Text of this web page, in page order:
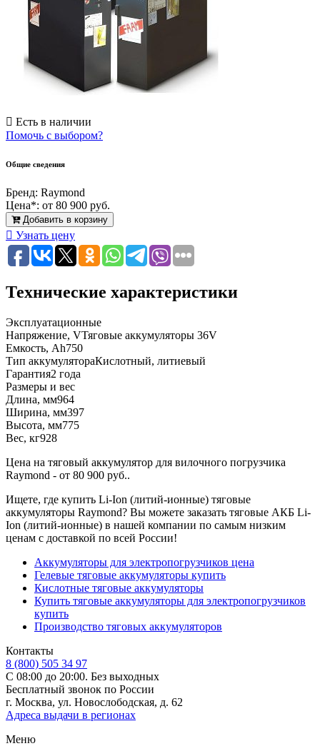
Есть в наличии
Помочь с выбором?
Общие сведения
Бренд: Raymond
Цена*: от 80 900 руб.
Добавить в корзину
Узнать цену
Технические характеристики
Эксплуатационные
Напряжение, VТяговые аккумуляторы 36V
Емкость, Ah750
Тип аккумулятораКислотный, литиевый
Гарантия2 года
Размеры и вес
Длина, мм964
Ширина, мм397
Высота, мм775
Вес, кг928
Цена на тяговый аккумулятор для вилочного погрузчика
Raymond - от 80 900 руб..
Ищете, где купить Li-Ion (литий-ионные) тяговые
аккумуляторы Raymond? Вы можете заказать тяговые АКБ Li-
Ion (литий-ионные) в нашей компании по самым низким
ценам с доставкой по всей России!
Аккумуляторы для электропогрузчиков цена
Гелевые тяговые аккумуляторы купить
Кислотные тяговые аккумуляторы
Купить тяговые аккумуляторы для электропогрузчиков
купить
Производство тяговых аккумуляторов
Контакты
8 (800) 505 34 97
С 08:00 до 20:00. Без выходных
Бесплатный звонок по России
г. Москва, ул. Новослободская, д. 62
Адреса выдачи в регионах
Меню